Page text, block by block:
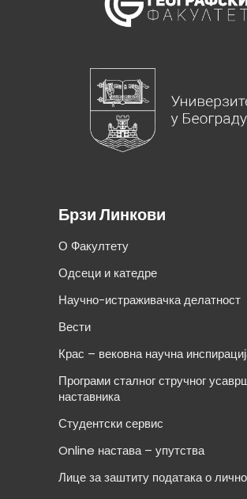
Брзи Линкови
О Факултету
Одсеци и катедре
Научно-истраживачка делатност
Вести
Крас – вековна научна
Програми сталног стручног
наставника
Студентски сервис
Online настава – упутства
Лице за заштиту података о